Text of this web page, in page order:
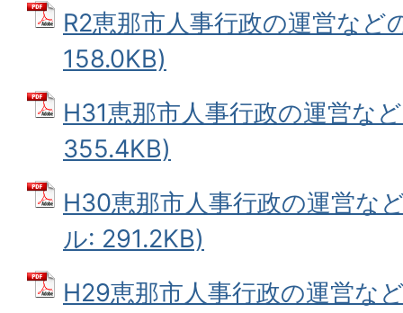
R2恵那市人事行政の運営など
158.0KB)
H31恵那市人事行政の運営な
355.4KB)
H30恵那市人事行政の運営な
ル: 291.2KB)
H29恵那市人事行政の運営な